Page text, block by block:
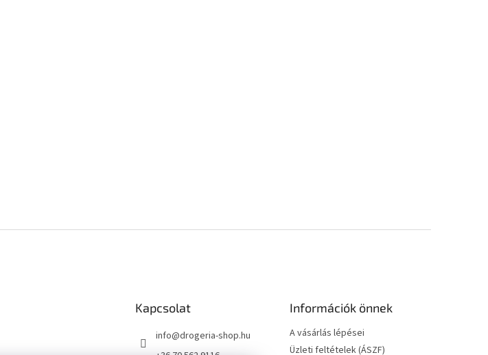
Kapcsolat
info@drogeria-shop.hu
Információk önnek
A vásárlás lépései
Üzleti feltételek (ÁSZF)